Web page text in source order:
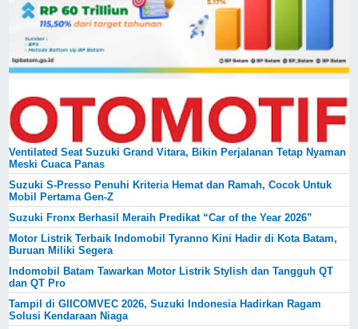
Ventilated Seat Suzuki Grand Vitara, Bikin Perjalanan Tetap Nyaman
Meski Cuaca Panas
Suzuki S-Presso Penuhi Kriteria Hemat dan Ramah, Cocok Untuk
Mobil Pertama Gen-Z
Suzuki Fronx Berhasil Meraih Predikat “Car of the Year 2026”
Motor Listrik Terbaik Indomobil Tyranno Kini Hadir di Kota Batam,
Buruan Miliki Segera
Indomobil Batam Tawarkan Motor Listrik Stylish dan Tangguh QT
dan QT Pro
Tampil di GIICOMVEC 2026, Suzuki Indonesia Hadirkan Ragam
Solusi Kendaraan Niaga